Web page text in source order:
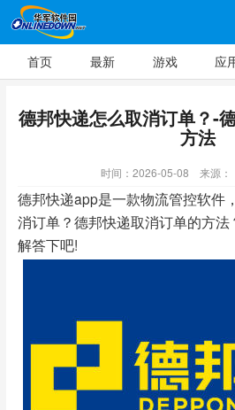
首页 最新 游戏 应
德邦快递怎么取消订单？-
方法
时间：2026-05-08 来源：
德邦快递app是一款物流管控软件
消订单？德邦快递取消订单的方
解答下吧!